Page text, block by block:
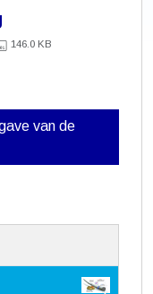
146.0 KB
van de